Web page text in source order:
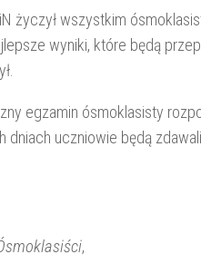
życzył wszystkim
wyniki, które będą
egzamin ósmoklasisty
dniach uczniowie będą
,